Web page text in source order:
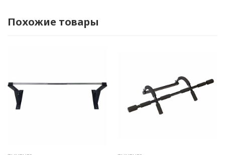
Похожие товары